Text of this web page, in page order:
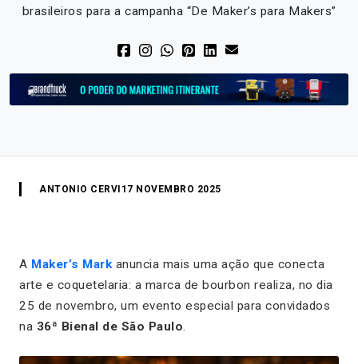
brasileiros para a campanha “De Maker’s para Makers”
ANTONIO CERVI 17 NOVEMBRO 2025
A Maker’s Markanuncia mais uma ação que conecta
arte e coquetelaria: a marca de bourbon realiza, no dia
25 de novembro, um evento especial para convidados
na 36ª Bienal de São Paulo.